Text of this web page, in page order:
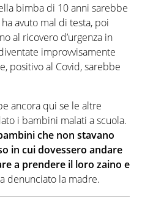
bimba di 10 anni sarebbe
avuto mal di testa, poi
al ricovero d’urgenza in
improvvisamente
positivo al Covid, sarebbe
ancora qui se le altre
i bambini malati a scuola.
che non stavano
in cui dovessero andare
a prendere il loro zaino e
denunciato la madre.